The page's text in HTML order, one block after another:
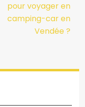
pour voyager en
camping-car en
Vendée ?